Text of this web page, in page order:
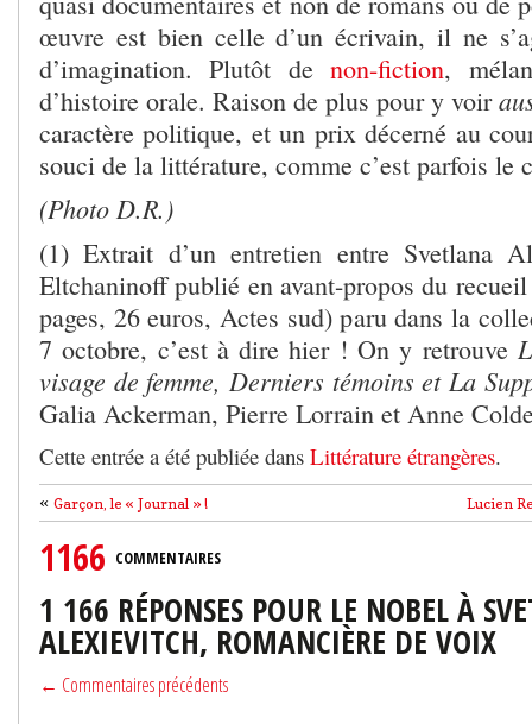
œuvre est bien celle d’un écrivain, il ne
d’imagination. Plutôt denon-fiction,
d’histoire orale. Raison de plus pour y voir
caractère politique, et un prix décerné au
souci de la littérature, comme c’est parfois le
(Photo D.R.)
(1) Extrait d’un entretien entre Svetlana
Eltchaninoff publié en avant-propos du
pages, 26 euros, Actes sud) paru dans la
7 octobre, c’est à dire hier ! On y retrouve
visage de femme, Derniers témoins et La
Galia Ackerman, Pierre Lorrain et Anne
Cette entrée a été publiée dans Littérature étrangères.
Lucien
« Garçon, le « Journal » !
1166 COMMENTAIRES
1 166 RÉPONSES POUR LE NOBEL À
ALEXIEVITCH, ROMANCIÈRE DE VOIX
← Commentaires précédents